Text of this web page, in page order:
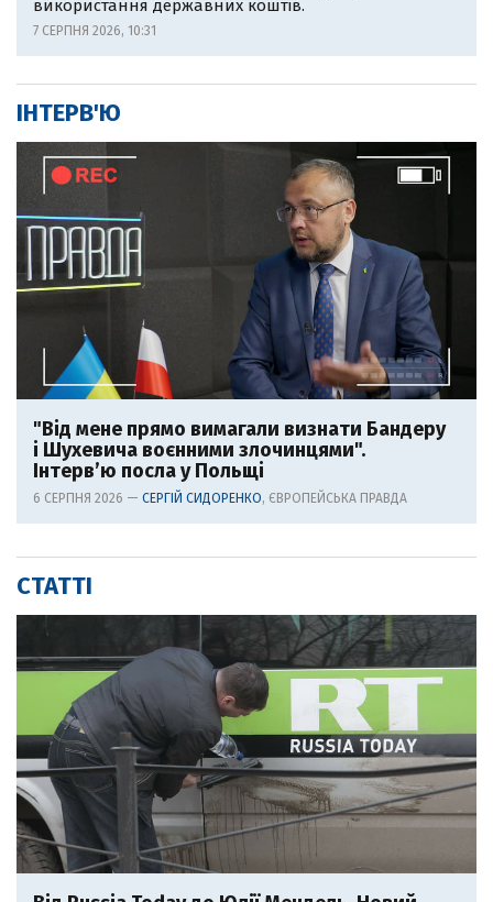
використання державних коштів.
7 СЕРПНЯ 2026, 10:31
ІНТЕРВ'Ю
"Від мене прямо вимагали визнати Бандеру
і Шухевича воєнними злочинцями".
Інтерв’ю посла у Польщі
6 СЕРПНЯ 2026 — СЕРГІЙ СИДОРЕНКО, ЄВРОПЕЙСЬКА ПРАВДА
СТАТТІ